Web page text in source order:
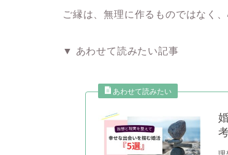
ご縁は、無理に作るものではなく
▼ あわせて読みたい記事